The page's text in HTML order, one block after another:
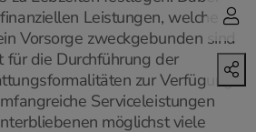
Leistungen, welche
Vorsorge zweckgebunden sind
für die Durchführung der
zur Verfügung
Serviceleistungen
möglichst viele